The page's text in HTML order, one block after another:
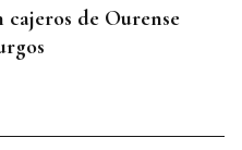
de Ourense